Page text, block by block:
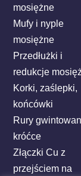
mosiężne
Mufy i nyple
mosiężne
Przedłużki i
redukcje
Korki, zaślepki,
końcówki
Rury
króćce
Złączki Cu z
przejściem na